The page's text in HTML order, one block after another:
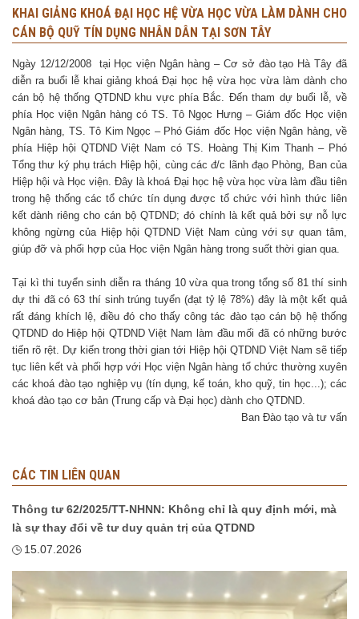
KHAI GIẢNG KHOÁ ĐẠI HỌC HỆ VỪA HỌC VỪA LÀM DÀNH CHO
CÁN BỘ QUỸ TÍN DỤNG NHÂN DÂN TẠI SƠN TÂY
Ngày 12/12/2008 tại Học viện Ngân hàng – Cơ sở đào tạo Hà Tây đã
diễn ra buổi lễ khai giảng khoá Đại học hệ vừa học vừa làm dành cho
cán bộ hệ thống QTDND khu vực phía Bắc. Đến tham dự buổi lễ, về
phía Học viện Ngân hàng có TS. Tô Ngọc Hưng – Giám đốc Học viện
Ngân hàng, TS. Tô Kim Ngọc – Phó Giám đốc Học viện Ngân hàng, về
phía Hiệp hội QTDND Việt Nam có TS. Hoàng Thị Kim Thanh – Phó
Tổng thư ký phụ trách Hiệp hội, cùng các đ/c lãnh đạo Phòng, Ban của
Hiệp hội và Học viện. Đây là khoá Đại học hệ vừa học vừa làm đầu tiên
trong hệ thống các tổ chức tín dụng được tổ chức với hình thức liên
kết dành riêng cho cán bộ QTDND; đó chính là kết quả bởi sự nỗ lực
không ngừng của Hiệp hội QTDND Việt Nam cùng với sự quan tâm,
giúp đỡ và phối hợp của Học viện Ngân hàng trong suốt thời gian qua.
Tại kì thi tuyển sinh diễn ra tháng 10 vừa qua trong tổng số 81 thí sinh
dự thi đã có 63 thí sinh trúng tuyển (đạt tỷ lệ 78%) đây là một kết quả
rất đáng khích lệ, điều đó cho thấy công tác đào tạo cán bộ hệ thống
QTDND do Hiệp hội QTDND Việt Nam làm đầu mối đã có những bước
tiến rõ rệt. Dự kiến trong thời gian tới Hiệp hội QTDND Việt Nam sẽ tiếp
tục liên kết và phối hợp với Học viện Ngân hàng tổ chức thường xuyên
các khoá đào tạo nghiệp vụ (tín dụng, kế toán, kho quỹ, tin học...); các
khoá đào tạo cơ bản (Trung cấp và Đại học) dành cho QTDND.
Ban Đào tạo và tư vấn
CÁC TIN LIÊN QUAN
Thông tư 62/2025/TT-NHNN: Không chỉ là quy định mới, mà
là sự thay đổi về tư duy quản trị của QTDND
15.07.2026